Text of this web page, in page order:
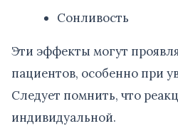
Сонливость
Эти эффекты могут
пациентов, особенно при
Следует помнить, что
индивидуальной.